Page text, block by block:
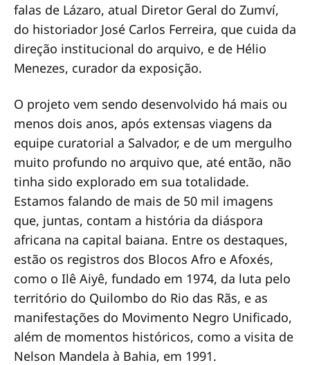
falas de Lázaro, atual Diretor Geral do Zumví,
do historiador José Carlos Ferreira, que cuida da
direção institucional do arquivo, e de Hélio
Menezes, curador da exposição.
O projeto vem sendo desenvolvido há mais ou
menos dois anos, após extensas viagens da
equipe curatorial a Salvador, e de um mergulho
muito profundo no arquivo que, até então, não
tinha sido explorado em sua totalidade.
Estamos falando de mais de 50 mil imagens
que, juntas, contam a história da diáspora
africana na capital baiana. Entre os destaques,
estão os registros dos Blocos Afro e Afoxés,
como o Ilê Aiyê, fundado em 1974, da luta pelo
território do Quilombo do Rio das Rãs, e as
manifestações do Movimento Negro Unificado,
além de momentos históricos, como a visita de
Nelson Mandela à Bahia, em 1991.